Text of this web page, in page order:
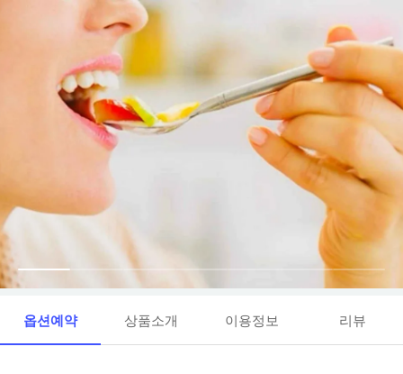
옵션예약 상품소개 이용정보 리뷰